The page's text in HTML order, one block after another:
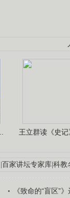
王立群读《史
|百家讲坛专家库|科教
《致命的“盲区”